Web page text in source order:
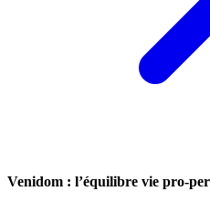
Venidom : l’équilibre vie pro-